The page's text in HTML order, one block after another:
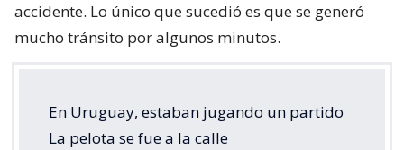
accidente. Lo único que sucedió es que se generó
mucho tránsito por algunos minutos.
En Uruguay, estaban jugando un partido
La pelota se fue a la calle